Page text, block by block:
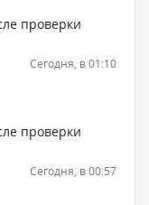
проверки
Сегодня, в 01:10
проверки
Сегодня, в 00:57